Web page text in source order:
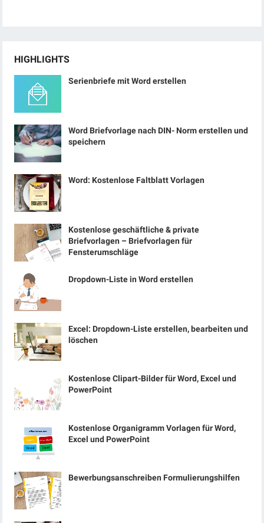
HIGHLIGHTS
Serienbriefe mit Word erstellen
Word Briefvorlage nach DIN- Norm erstellen und
speichern
Word: Kostenlose Faltblatt Vorlagen
Kostenlose geschäftliche & private
Briefvorlagen – Briefvorlagen für
Fensterumschläge
Dropdown-Liste in Word erstellen
Excel: Dropdown-Liste erstellen, bearbeiten und
löschen
Kostenlose Clipart-Bilder für Word, Excel und
PowerPoint
Kostenlose Organigramm Vorlagen für Word,
Excel und PowerPoint
Bewerbungsanschreiben Formulierungshilfen